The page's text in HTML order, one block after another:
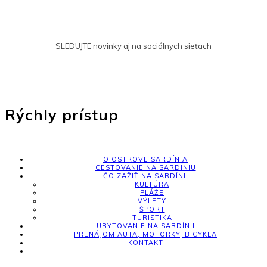
SLEDUJTE novinky aj na sociálnych sieťach
Rýchly prístup
O OSTROVE SARDÍNIA
CESTOVANIE NA SARDÍNIU
ČO ZAŽIŤ NA SARDÍNII
KULTÚRA
PLÁŹE
VÝLETY
ŠPORT
TURISTIKA
UBYTOVANIE NA SARDÍNII
PRENÁJOM AUTA, MOTORKY, BICYKLA
KONTAKT